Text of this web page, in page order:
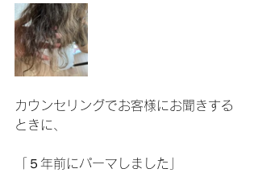
カウンセリングでお客様にお聞きする
ときに、
「５年前にパーマしました」